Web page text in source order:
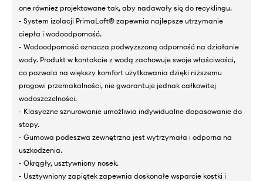
one również projektowane tak, aby nadawały się do recyklingu.
- System izolacji PrimaLoft® zapewnia najlepsze utrzymanie
ciepła i wodoodporność.
- Wodoodporność oznacza podwyższoną odporność na działanie
wody. Produkt w kontakcie z wodą zachowuje swoje właściwości,
co pozwala na większy komfort użytkowania dzięki niższemu
progowi przemakalności, nie gwarantuje jednak całkowitej
wodoszczelności.
- Klasyczne sznurowanie umożliwia indywidualne dopasowanie do
stopy.
- Gumowa podeszwa zewnętrzna jest wytrzymała i odporna na
uszkodzenia.
- Okrągły, usztywniony nosek.
- Usztywniony zapiętek zapewnia doskonałe wsparcie kostki i